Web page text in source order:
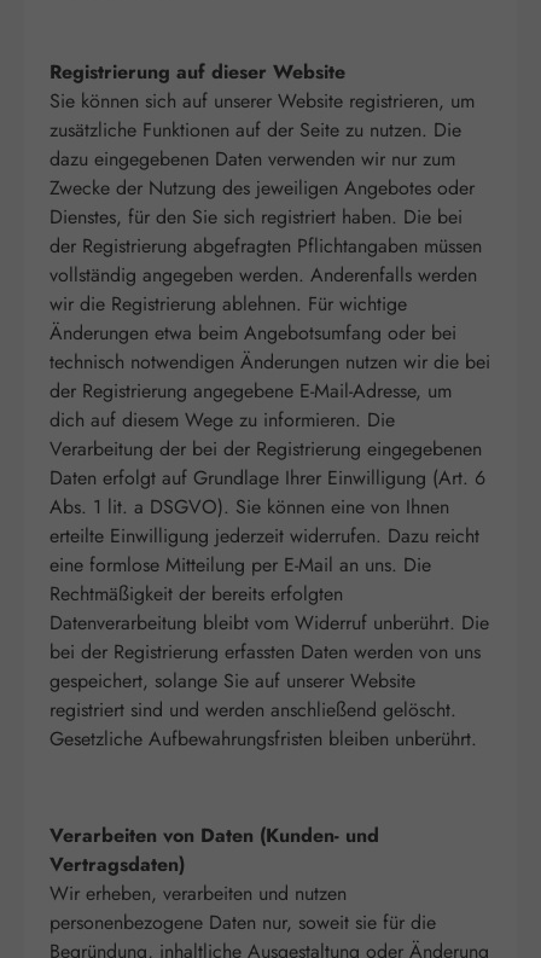
Registrierung auf dieser Website
Sie können sich auf unserer Website registrieren, um
zusätzliche Funktionen auf der Seite zu nutzen. Die
dazu eingegebenen Daten verwenden wir nur zum
Zwecke der Nutzung des jeweiligen Angebotes oder
Dienstes, für den Sie sich registriert haben. Die bei
der Registrierung abgefragten Pflichtangaben müssen
vollständig angegeben werden. Anderenfalls werden
wir die Registrierung ablehnen. Für wichtige
Änderungen etwa beim Angebotsumfang oder bei
technisch notwendigen Änderungen nutzen wir die bei
der Registrierung angegebene E-Mail-Adresse, um
dich auf diesem Wege zu informieren. Die
Verarbeitung der bei der Registrierung eingegebenen
Daten erfolgt auf Grundlage Ihrer Einwilligung (Art. 6
Abs. 1 lit. a DSGVO). Sie können eine von Ihnen
erteilte Einwilligung jederzeit widerrufen. Dazu reicht
eine formlose Mitteilung per E-Mail an uns. Die
Rechtmäßigkeit der bereits erfolgten
Datenverarbeitung bleibt vom Widerruf unberührt. Die
bei der Registrierung erfassten Daten werden von uns
gespeichert, solange Sie auf unserer Website
registriert sind und werden anschließend gelöscht.
Gesetzliche Aufbewahrungsfristen bleiben unberührt.
Verarbeiten von Daten (Kunden- und
Vertragsdaten)
Wir erheben, verarbeiten und nutzen
personenbezogene Daten nur, soweit sie für die
Begründung, inhaltliche Ausgestaltung oder Änderung